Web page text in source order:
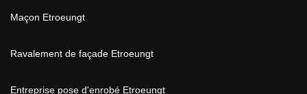
Maçon Etroeungt
Ravalement de façade Etroeungt
Entreprise pose d'enrobé Etroeungt